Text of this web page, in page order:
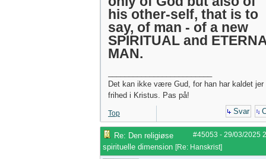
his other-self, that is to
say, of man - of a new
SPIRITUAL and
MAN.
Det kan ikke være Gud, for han har kaldet jer
frihed i Kristus. Pas på!
Top Svar
#45053 - 29/03/2025
Re: Den religiøse
spirituelle dimension [Re: Hanskrist]